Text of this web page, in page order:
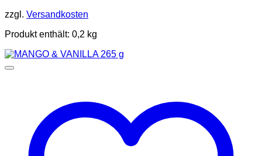
zzgl. Versandkosten
Produkt enthält: 0,2 kg